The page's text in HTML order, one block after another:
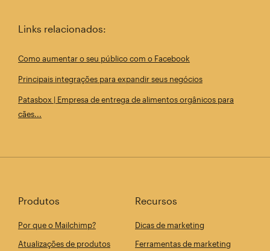
Links relacionados:
Como aumentar o seu público com o Facebook
Principais integrações para expandir seus negócios
Patasbox | Empresa de entrega de alimentos orgânicos para
cães...
Produtos
Por que o Mailchimp?
Atualizações de produtos
Recursos
Dicas de marketing
Ferramentas de marketing